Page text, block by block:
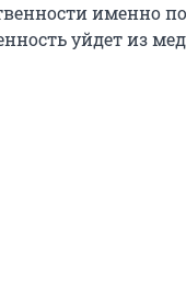
именно
уйдет из